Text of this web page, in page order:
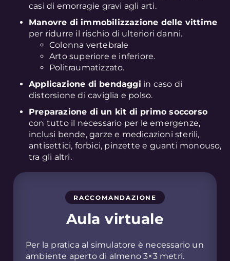
RACCOMANDAZIONE
Aula virtuale
Per la pratica al simulatore è necessario un
ambiente aperto di almeno 3×3 metri.
casi di emorragie gravi agli arti.
Manovre di immobilizzazione delle vittime
per ridurre il rischio di ulteriori danni.
Colonna vertebrale
Arto superiore e inferiore.
Politraumatizzato.
Applicazione di bendaggi in caso di
distorsione di caviglia e polso.
Preparazione di un kit di primo soccorso
con tutto il necessario per le emergenze,
inclusi bende, garze e medicazioni sterili,
antisettici, forbici, pinzette e guanti monouso,
tra gli altri.